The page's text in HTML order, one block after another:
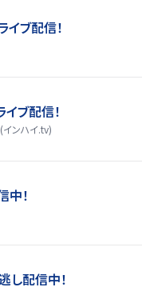
ブ配信！
ブ配信！
インハイ.tv)
！
し配信中！